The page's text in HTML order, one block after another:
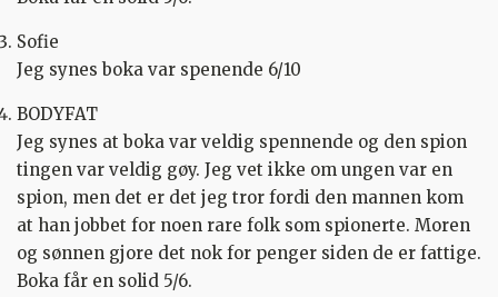
Sofie
Jeg synes boka var spenende 6/10
BODYFAT
Jeg synes at boka var veldig spennende og den spion
tingen var veldig gøy. Jeg vet ikke om ungen var en
spion, men det er det jeg tror fordi den mannen kom
at han jobbet for noen rare folk som spionerte. Moren
og sønnen gjore det nok for penger siden de er fattige.
Boka får en solid 5/6.